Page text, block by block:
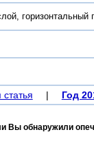
горизонтальный
| Год
Вы обнаружили